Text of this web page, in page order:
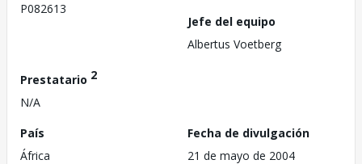
P082613
Jefe del equipo
Albertus Voetberg
Prestatario 2
N/A
País
África
Fecha de divulgación
21 de mayo de 2004